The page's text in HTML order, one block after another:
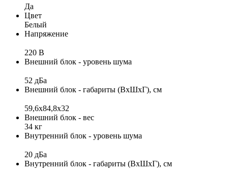
Да
Цвет
Белый
Напряжение
220 В
Внешний блок - уровень шума
52 дБа
Внешний блок - габариты (ВхШхГ), см
59,6x84,8x32
Внешний блок - вес
34 кг
Внутренний блок - уровень шума
20 дБа
Внутренний блок - габариты (ВхШхГ), см